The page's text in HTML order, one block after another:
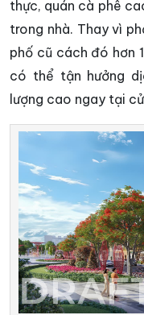
thực, quán cà phê
trong nhà. Thay vì
phố cũ cách đó hơn
có thể tận hưởng
lượng cao ngay tại